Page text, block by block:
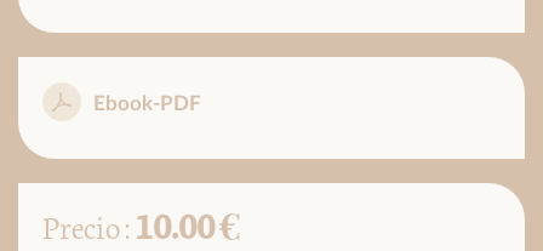
Ebook-PDF
Precio :10.00 €